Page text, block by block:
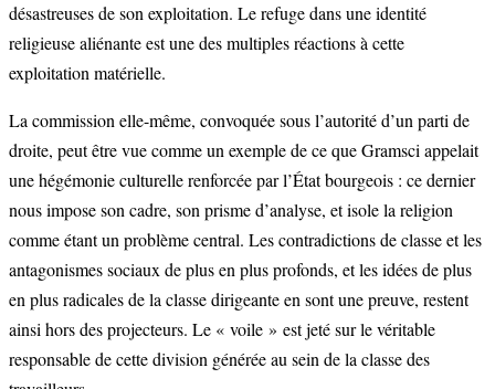
désastreuses de son exploitation. Le refuge dans une identité
religieuse aliénante est une des multiples réactions à cette
exploitation matérielle.
La commission elle-même, convoquée sous l’autorité d’un parti de
droite, peut être vue comme un exemple de ce que Gramsci appelait
une hégémonie culturelle renforcée par l’État bourgeois : ce dernier
nous impose son cadre, son prisme d’analyse, et isole la religion
comme étant un problème central. Les contradictions de classe et les
antagonismes sociaux de plus en plus profonds, et les idées de plus
en plus radicales de la classe dirigeante en sont une preuve, restent
ainsi hors des projecteurs. Le « voile » est jeté sur le véritable
responsable de cette division générée au sein de la classe des